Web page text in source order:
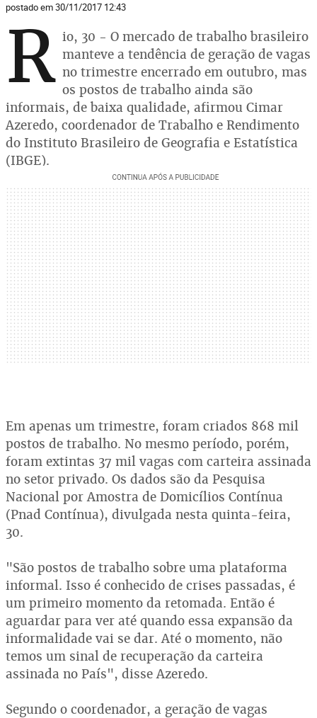
postado em 30/11/2017 12:43
R io, 30 - O mercado de trabalho brasileiro
manteve a tendência de geração de vagas
no trimestre encerrado em outubro, mas
os postos de trabalho ainda são
informais, de baixa qualidade, afirmou Cimar
Azeredo, coordenador de Trabalho e Rendimento
do Instituto Brasileiro de Geografia e Estatística
(IBGE).
Em apenas um trimestre, foram criados 868 mil
postos de trabalho. No mesmo período, porém,
foram extintas 37 mil vagas com carteira assinada
no setor privado. Os dados são da Pesquisa
Nacional por Amostra de Domicílios Contínua
(Pnad Contínua), divulgada nesta quinta-feira,
30.
"São postos de trabalho sobre uma plataforma
informal. Isso é conhecido de crises passadas, é
um primeiro momento da retomada. Então é
aguardar para ver até quando essa expansão da
informalidade vai se dar. Até o momento, não
temos um sinal de recuperação da carteira
assinada no País", disse Azeredo.
Segundo o coordenador, a geração de vagas